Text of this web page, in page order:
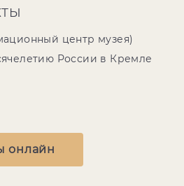
центр музея)
России в Кремле
онлайн